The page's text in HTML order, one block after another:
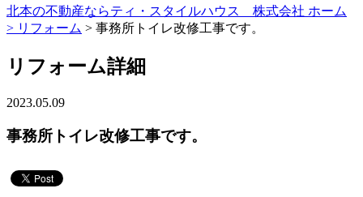
北本の不動産ならティ・スタイルハウス 株式会社 ホーム
> リフォーム > 事務所トイレ改修工事です。
リフォーム詳細
2023.05.09
事務所トイレ改修工事です。